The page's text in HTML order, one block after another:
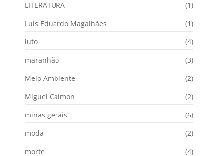
LITERATURA
(1)
Luís Eduardo Magalhães
(1)
luto
(4)
maranhão
(3)
Meio Ambiente
(2)
Miguel Calmon
(2)
minas gerais
(6)
moda
(2)
morte
(4)